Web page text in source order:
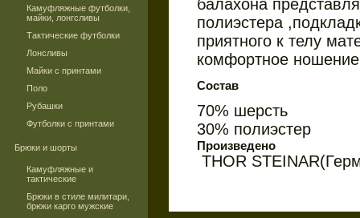
Камуфляжные футболки,
майки, лонгсливы
Тактические футболки
Лонсливы
Майки с принтами
Поло
Рубашки
Футболки с принтами
Брюки и шорты
Камуфляжные и
тактические
Брюки в стиле милитари,
брюки карго мужские
балахона
полиэстера
приятного к телу
комфортное
Состав
70% шерсть
30% полиэстер
Произведено
THOR